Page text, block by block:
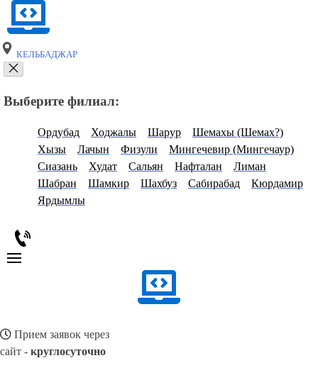
КЕЛЬБАДЖАР
Выберите филиал:
Ордубад Ходжалы Шарур
Шемахы (Шемах?)
Хызы
Лачын Физули
Мингечевир (Мингечаур)
Сиазань
Худат Сальян Нафталан
Лиман
Шабран
Шамкир Шахбуз Сабирабад
Кюрдамир
Ярдымлы
Прием заявок через
сайт - круглосуточно